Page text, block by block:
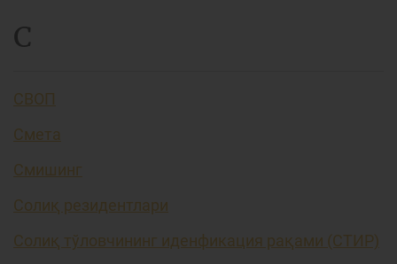
С
СВОП
Смета
Смишинг
Солиқ резидентлари
Солиқ тўловчининг иденфикация рақами (СТИР)